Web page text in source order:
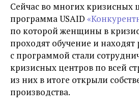
Сейчас во многих кризисных
программа USAID
по которой женщины в
проходят обучение и находят
с программой стали
кризисных центров по всей
из них в итоге открыли
производства.